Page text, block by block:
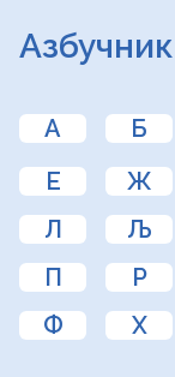
Азбучник
А Б
Е
Ж
Л
Љ
П
Р
Ф
Х